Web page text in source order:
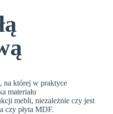
na której w praktyce
materiału
mebli, niezależnie czy jest
czy płyta MDF.